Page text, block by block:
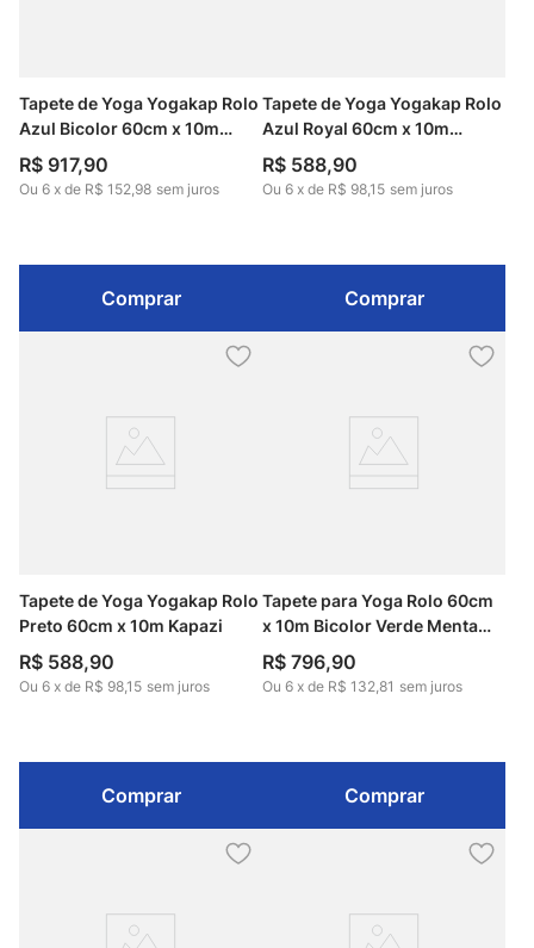
Tapete de Yoga Yogakap Rolo
Azul Bicolor 60cm x 10m
Kapazi
R$ 917,90
Ou 6 x de R$ 152,98 sem juros
Comprar
Tapete de Yoga Yogakap Rolo
Azul Royal 60cm x 10m
Kapazi
R$ 588,90
Ou 6 x de R$ 98,15 sem juros
Comprar
Tapete de Yoga Yogakap Rolo
Preto 60cm x 10m Kapazi
R$ 588,90
Ou 6 x de R$ 98,15 sem juros
Comprar
Tapete para Yoga Rolo 60cm
x 10m Bicolor Verde Menta
Kapazi
R$ 796,90
Ou 6 x de R$ 132,81 sem juros
Comprar